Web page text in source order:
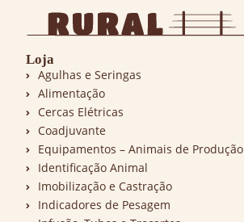
Loja
Agulhas e Seringas
Alimentação
Cercas Elétricas
Coadjuvante
Equipamentos – Animais de Produção
Identificação Animal
Imobilização e Castração
Indicadores de Pesagem